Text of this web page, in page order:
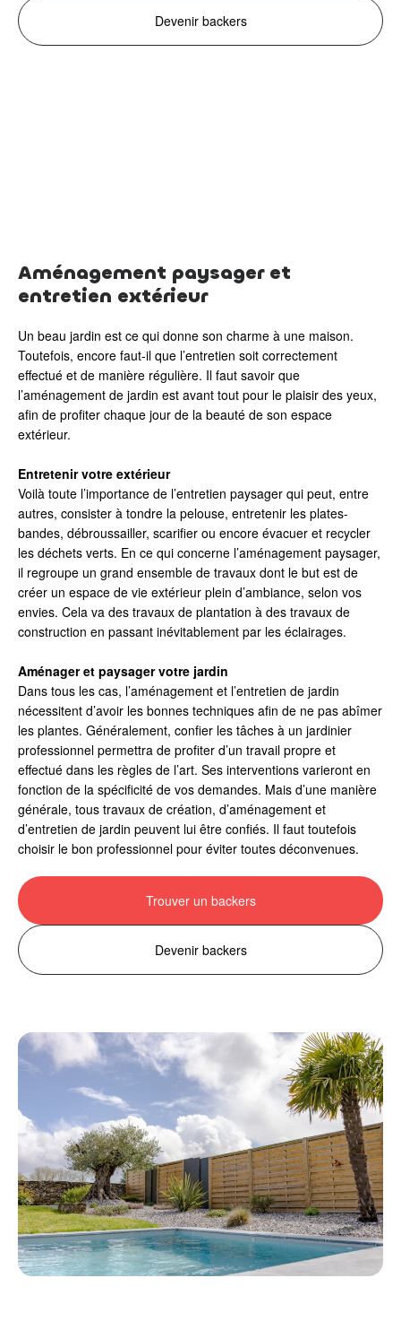
Devenir backers
Aménagement paysager et
entretien extérieur
Un beau jardin est ce qui donne son charme à une maison.
Toutefois, encore faut-il que l’entretien soit correctement
effectué et de manière régulière. Il faut savoir que
l’aménagement de jardin est avant tout pour le plaisir des yeux,
afin de profiter chaque jour de la beauté de son espace
extérieur.
Entretenir votre extérieur
Voilà toute l’importance de l’entretien paysager qui peut, entre
autres, consister à tondre la pelouse, entretenir les plates-
bandes, débroussailler, scarifier ou encore évacuer et recycler
les déchets verts. En ce qui concerne l’aménagement paysager,
il regroupe un grand ensemble de travaux dont le but est de
créer un espace de vie extérieur plein d’ambiance, selon vos
envies. Cela va des travaux de plantation à des travaux de
construction en passant inévitablement par les éclairages.
Aménager et paysager votre jardin
Dans tous les cas, l’aménagement et l’entretien de jardin
nécessitent d’avoir les bonnes techniques afin de ne pas abîmer
les plantes. Généralement, confier les tâches à un jardinier
professionnel permettra de profiter d’un travail propre et
effectué dans les règles de l’art. Ses interventions varieront en
fonction de la spécificité de vos demandes. Mais d’une manière
générale, tous travaux de création, d’aménagement et
d’entretien de jardin peuvent lui être confiés. Il faut toutefois
choisir le bon professionnel pour éviter toutes déconvenues.
Trouver un backers
Devenir backers